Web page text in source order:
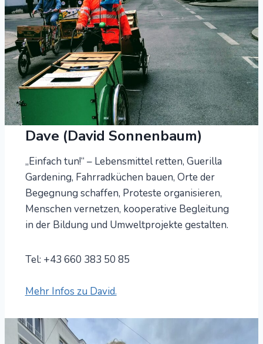
Dave (David Sonnenbaum)
„Einfach tun!“ – Lebensmittel retten, Guerilla
Gardening, Fahrradküchen bauen, Orte der
Begegnung schaffen, Proteste organisieren,
Menschen vernetzen, kooperative Begleitung
in der Bildung und Umweltprojekte gestalten.
Tel: +43 660 383 50 85
Mehr Infos zu David.